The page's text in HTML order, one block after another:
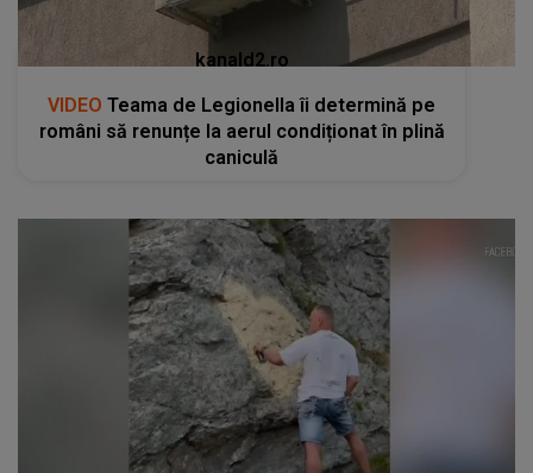
kanald2.ro
VIDEO Teama de Legionella îi determină pe
români să renunțe la aerul condiționat în plină
caniculă